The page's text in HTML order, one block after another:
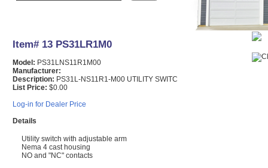
Item# 13 PS31LR1M0
Model: PS31LNS11R1M00
Manufacturer:
Description: PS31L-NS11R1-M00 UTILITY SWITC
List Price: $0.00
Log-in for Dealer Price
Details
Utility switch with adjustable arm
Nema 4 cast housing
NO and "NC" contacts